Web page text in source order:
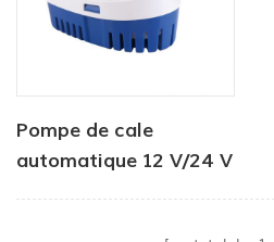
Pompe de cale
automatique 12 V/24 V